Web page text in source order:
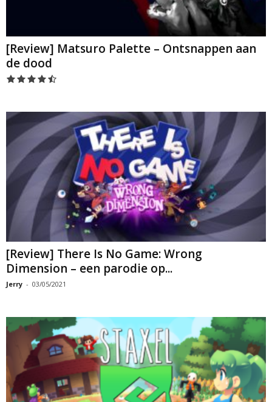
[Review] Matsuro Palette – Ontsnappen aan
de dood
[Review] There Is No Game: Wrong
Dimension – een parodie op...
Jerry - 03/05/2021